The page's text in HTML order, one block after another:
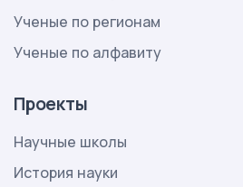
Ученые по регионам
Ученые по алфавиту
Проекты
Научные школы
История науки